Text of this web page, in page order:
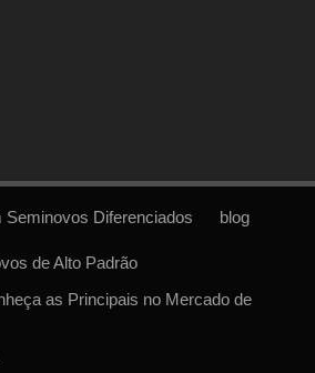
Diferenciados blog
de Alto Padrão
as Principais no Mercado de